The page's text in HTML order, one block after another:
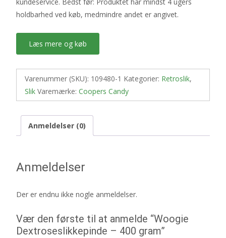
holdbarhed ved køb, medmindre andet er angivet.
Læs mere og køb
Varenummer (SKU): 109480-1 Kategorier: Retroslik,
Slik Varemærke: Coopers Candy
Anmeldelser (0)
Anmeldelser
Der er endnu ikke nogle anmeldelser.
Vær den første til at anmelde “Woogie
Dextroseslikkepinde – 400 gram”